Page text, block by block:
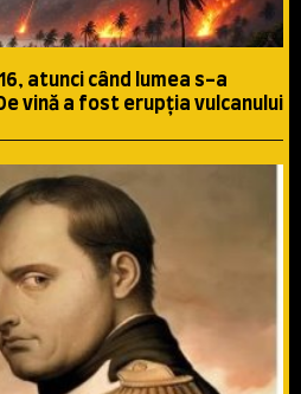
atunci când lumea s-a
vină a fost erupţia vulcanului